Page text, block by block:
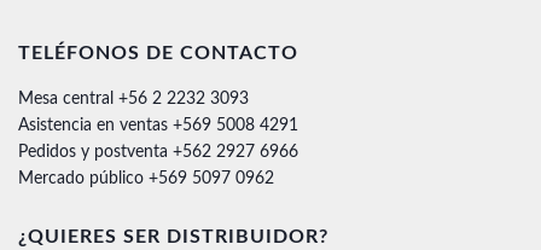
TELÉFONOS DE CONTACTO
Mesa central +56 2 2232 3093
Asistencia en ventas +569 5008 4291
Pedidos y postventa +562 2927 6966
Mercado público +569 5097 0962
¿QUIERES SER DISTRIBUIDOR?